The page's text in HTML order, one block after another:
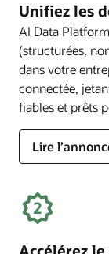
Unifiez les
AI Data
(structurées,
dans votre
connectée,
fiables et prêts
Lire